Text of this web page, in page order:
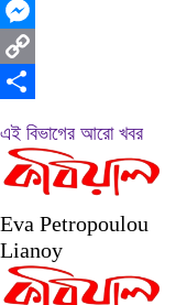
WhatsApp
Messenger
Copy
এই বিভাগের আরো খবর
Eva Petropoulou
Lianoy